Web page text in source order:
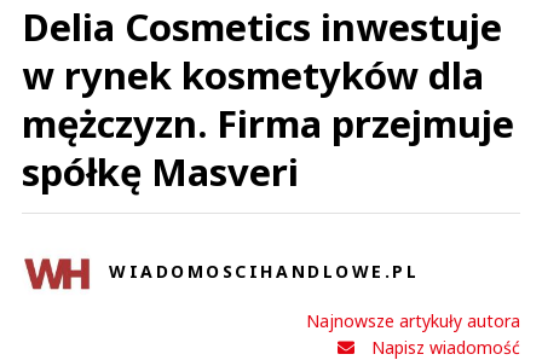
Delia Cosmetics inwestuje
w rynek kosmetyków dla
mężczyzn. Firma przejmuje
spółkę Masveri
WIADOMOSCIHANDLOWE.PL
Najnowsze artykuły autora
Napisz wiadomość